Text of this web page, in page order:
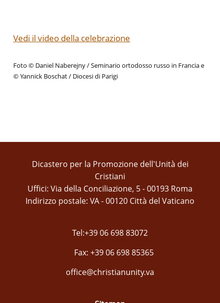
Vedi il video della celebrazione
Foto © Daniel Naberejny / Seminario ortodosso russo in Francia e
© Yannick Boschat / Diocesi di Parigi
Dicastero per la Promozione dell'Unità dei
Cristiani
Uffici: Via della Conciliazione, 5 - 00193 Roma
Indirizzo postale: VA - 00120 Città del Vaticano
Tel:+39 06 698 83072
Fax: +39 06 698 85365
office@christianunity.va